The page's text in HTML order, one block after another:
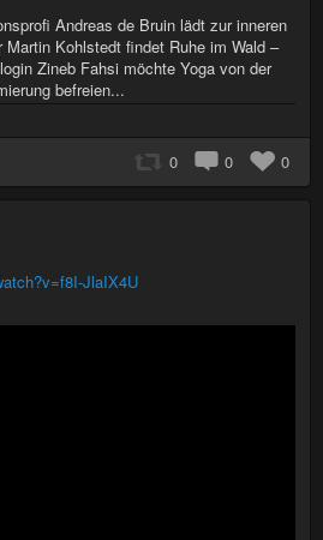
Andreas de Bruin lädt zur inneren
Kohlstedt findet Ruhe im Wald –
Zineb Fahsi möchte Yoga von der
befreien...
0 0 0
JlaIX4U